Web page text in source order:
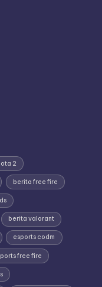
2
berita free fire
berita valorant
esports codm
free fire